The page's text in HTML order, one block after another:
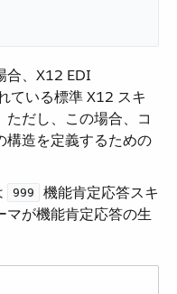
合、X12 EDI
ている標準 X12 スキ
だし、この場合、コ
構造を定義するための
999
​ 機能肯定応答スキ
マが機能肯定応答の生